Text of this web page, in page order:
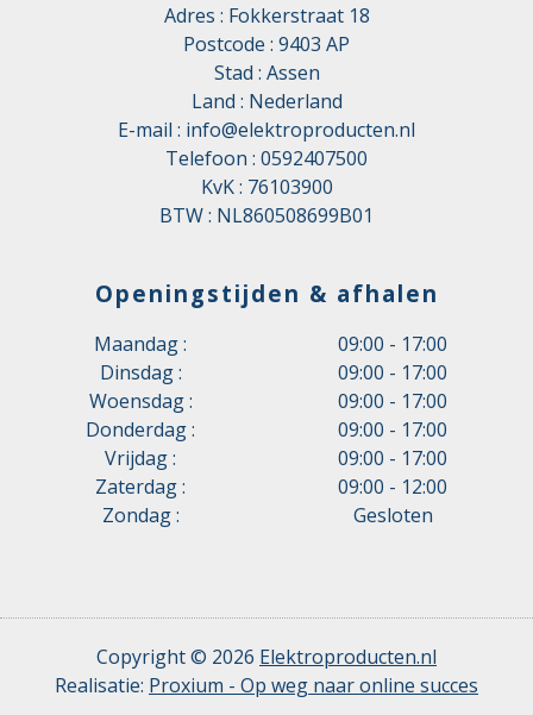
Adres : Fokkerstraat 18
Postcode : 9403 AP
Stad : Assen
Land : Nederland
E-mail : info@elektroproducten.nl
Telefoon : 0592407500
KvK : 76103900
BTW : NL860508699B01
Openingstijden & afhalen
Maandag :
09:00 - 17:00
Dinsdag :
09:00 - 17:00
Woensdag :
09:00 - 17:00
Donderdag :
09:00 - 17:00
Vrijdag :
09:00 - 17:00
Zaterdag :
09:00 - 12:00
Zondag :
Gesloten
Copyright © 2026 Elektroproducten.nl
Realisatie: Proxium - Op weg naar online succes